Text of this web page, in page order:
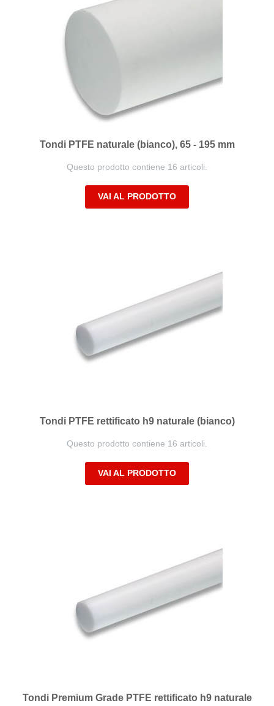
Tondi PTFE naturale (bianco), 65 - 195 mm
Questo prodotto contiene 16 articoli.
VAI AL PRODOTTO
Tondi PTFE rettificato h9 naturale (bianco)
Questo prodotto contiene 16 articoli.
VAI AL PRODOTTO
Tondi Premium Grade PTFE rettificato h9 naturale